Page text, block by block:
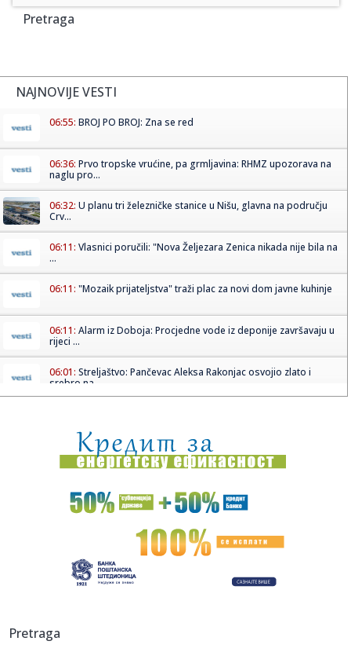
Pretraga
NAJNOVIJE VESTI
06:55: BROJ PO BROJ: Zna se red
06:36: Prvo tropske vrućine, pa grmljavina: RHMZ upozorava na
naglu pro...
06:32: U planu tri železničke stanice u Nišu, glavna na području
Crv...
06:11: Vlasnici poručili: "Nova Željezara Zenica nikada nije bila na
...
06:11: "Mozaik prijateljstva" traži plac za novi dom javne kuhinje
06:11: Alarm iz Doboja: Procjedne vode iz deponije završavaju u
rijeci ...
06:01: Streljaštvo: Pančevac Aleksa Rakonjac osvojio zlato i
srebro na...
01:21:Mercedes-AMG GT 53 4-Door Coupe
00:44:Dogodilo se na današnji datum, 7. avgust
Zvezda nastavlja tradiciju, opet časti najmlađe navijače
00:34:Nissan Qashqai e-Power prešao 1980 km s jednim
crvenim ...
Pretraga